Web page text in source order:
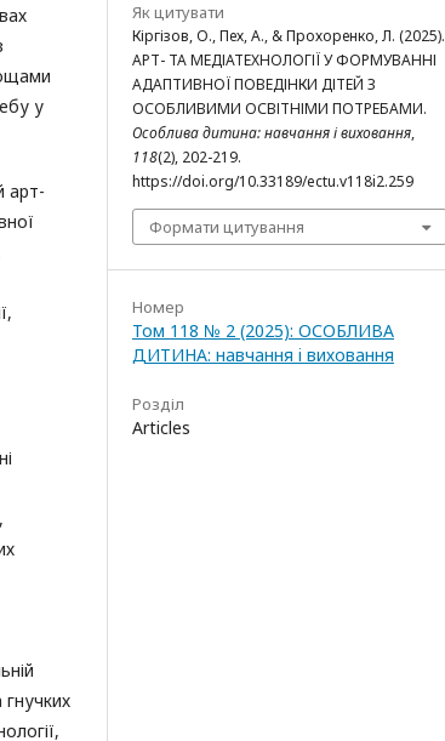
у
арт-
гнучких
Як цитувати
Кіргізов, О., Пех, А., & Прохоренко, Л. (2025).
АРТ- ТА МЕДІАТЕХНОЛОГІЇ У ФОРМУВАННІ
АДАПТИВНОЇ ПОВЕДІНКИ ДІТЕЙ З
ОСОБЛИВИМИ ОСВІТНІМИ ПОТРЕБАМИ.
Особлива дитина: навчання і виховання,
118(2), 202-219.
https://doi.org/10.33189/ectu.v118i2.259
Формати цитування
Номер
Том 118 № 2 (2025): ОСОБЛИВА
ДИТИНА: навчання i виховання
Розділ
Articles